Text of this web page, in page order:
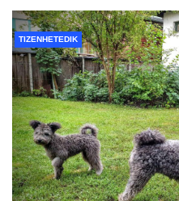
TIZENHETEDIK